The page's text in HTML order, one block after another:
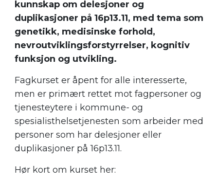
kunnskap om delesjoner og
duplikasjoner på 16p13.11, med tema som
genetikk, medisinske forhold,
nevroutviklingsforstyrrelser, kognitiv
funksjon og utvikling.
Fagkurset er åpent for alle interesserte,
men er primært rettet mot fagpersoner og
tjenesteytere i kommune- og
spesialisthelsetjenesten som arbeider med
personer som har delesjoner eller
duplikasjoner på 16p13.11.
Hør kort om kurset her: